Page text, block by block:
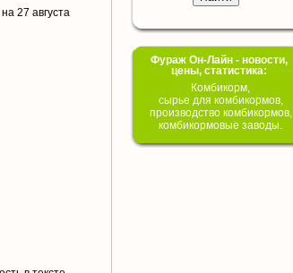
27 августа
Фураж Он-Лайн - новости,
цены, статистика:
Комбикорм,
сырье для комбикормов,
производство комбикормов,
комбикормовые заводы.